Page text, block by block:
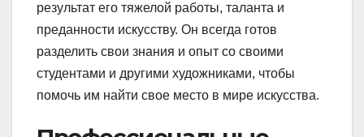
результат его тяжелой работы, таланта и
преданности искусству. Он всегда готов
разделить свои знания и опыт со своими
студентами и другими художниками, чтобы
помочь им найти свое место в мире искусства.